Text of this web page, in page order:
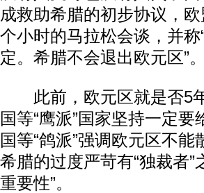
成救助希腊的初步协议，
个小时的马拉松会谈，并
定。希腊不会退出欧元区”。
此前，欧元区就是否5年
国等“鹰派”国家坚持一定
国等“鸽派”强调欧元区不
希腊的过度严苛有“独裁者
重要性”。